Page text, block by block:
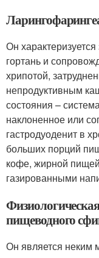
Он
гортань и
хрипотой,
непродуктивным
состояния –
наклоненное или
гастродуоденит в
больших порций
кофе, жирной
газированными
пищеводного
Он является